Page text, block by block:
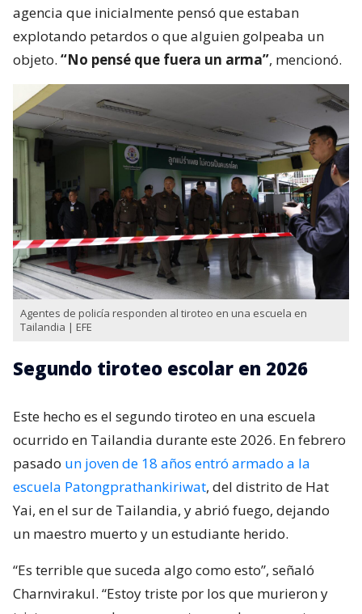
agencia que inicialmente pensó que estaban
explotando petardos o que alguien golpeaba un
objeto. “No pensé que fuera un arma”, mencionó.
Agentes de policía responden al tiroteo en una escuela en
Tailandia | EFE
Segundo tiroteo escolar en 2026
Este hecho es el segundo tiroteo en una escuela
ocurrido en Tailandia durante este 2026. En febrero
pasado un joven de 18 años entró armado a la
escuela Patongprathankiriwat, del distrito de Hat
Yai, en el sur de Tailandia, y abrió fuego, dejando
un maestro muerto y un estudiante herido.
“Es terrible que suceda algo como esto”, señaló
Charnvirakul. “Estoy triste por los que murieron y